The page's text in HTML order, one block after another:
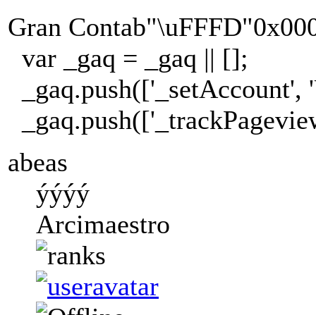
Gran
var _gaq = _gaq || [];
abeas
ýýýý
Arcimaestro